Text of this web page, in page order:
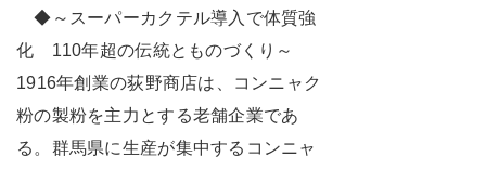
◆～スーパーカクテル導入で体質強
化 110年超の伝統とものづくり～
1916年創業の荻野商店は、コンニャク
粉の製粉を主力とする老舗企業であ
る。群馬県に生産が集中するコンニャ